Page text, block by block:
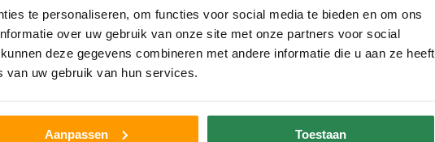
te personaliseren, om functies voor social media te bieden en om ons
over uw gebruik van onze site met onze partners voor social
deze gegevens combineren met andere informatie die u aan ze heeft
uw gebruik van hun services.
Aanpassen Toestaan